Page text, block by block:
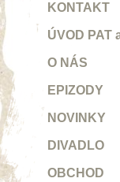
KONTAKT
ÚVOD PAT
O NÁS
EPIZODY
NOVINKY
DIVADLO
OBCHOD